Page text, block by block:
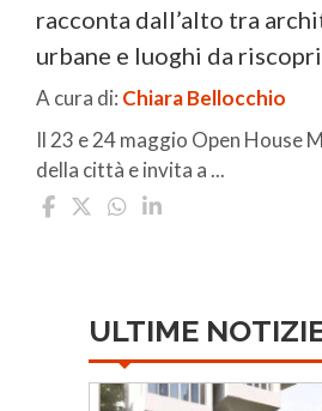
racconta dall’alto tra
urbane e luoghi da
A cura di: Chiara Bellocchio
Il 23 e 24 maggio Open House
della città e invita a ...
ULTIME